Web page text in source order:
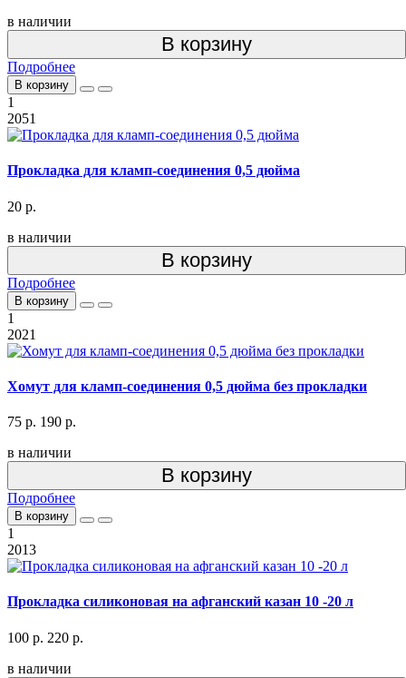
в наличии
В корзину
Подробнее
В корзину
1
2051
Прокладка для кламп-соединения 0,5 дюйма
20 р.
в наличии
В корзину
Подробнее
В корзину
1
2021
Хомут для кламп-соединения 0,5 дюйма без прокладки
75 р. 190 р.
в наличии
В корзину
Подробнее
В корзину
1
2013
Прокладка силиконовая на афганский казан 10 -20 л
100 р. 220 р.
в наличии